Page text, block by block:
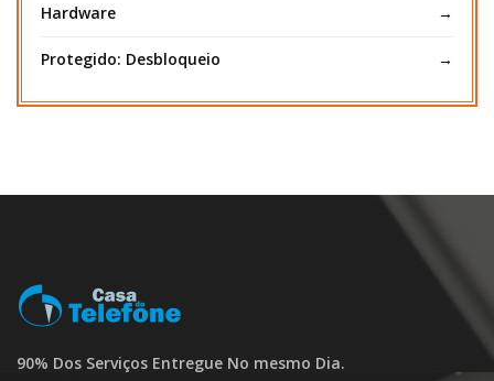
Hardware
Protegido: Desbloqueio
90% Dos Serviços Entregue No mesmo Dia.